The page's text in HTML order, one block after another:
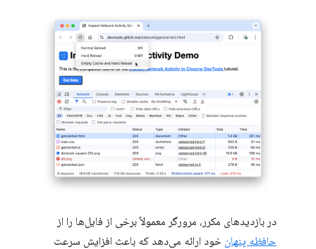
در بازدیدهای مکرر، مرورگر معمولاً برخی از فایل‌ها را از
حافظه پنهان خود ارائه می‌دهد که باعث افزایش سرعت